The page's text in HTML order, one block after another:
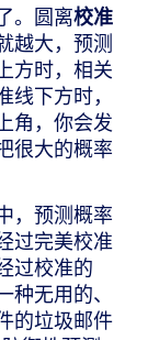
。圆离校准
越大，预测
方时，相关
下方时，
角，你会发
很大的概率
，预测概率
过完美校准
过校准的
种无用的、
的垃圾邮件